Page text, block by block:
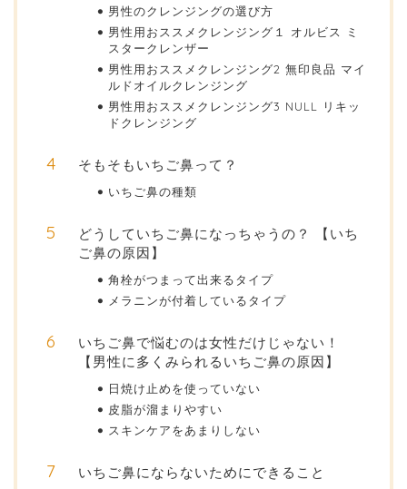
男性のクレンジングの選び方
男性用おススメクレンジング１ オルビス ミ
スタークレンザー
男性用おススメクレンジング2 無印良品 マイ
ルドオイルクレンジング
男性用おススメクレンジング3 NULL リキッ
ドクレンジング
そもそもいちご鼻って？
いちご鼻の種類
どうしていちご鼻になっちゃうの？ 【いち
ご鼻の原因】
角栓がつまって出来るタイプ
メラニンが付着しているタイプ
いちご鼻で悩むのは女性だけじゃない！
【男性に多くみられるいちご鼻の原因】
日焼け止めを使っていない
皮脂が溜まりやすい
スキンケアをあまりしない
いちご鼻にならないためにできること